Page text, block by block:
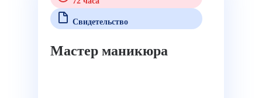
Свидетельство
Мастер маникюра